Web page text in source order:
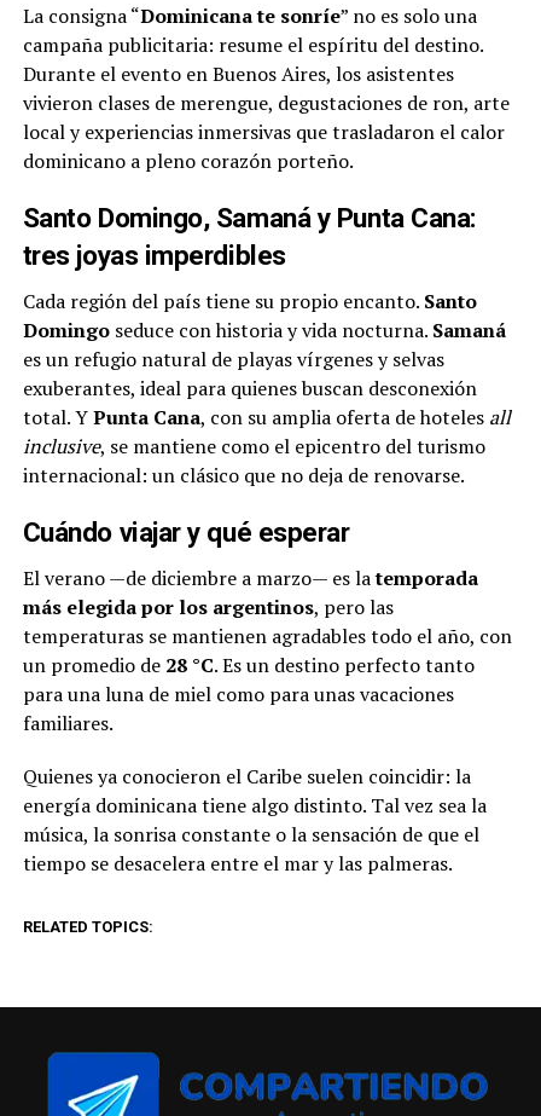
La consigna “Dominicana te sonríe” no es solo una
campaña publicitaria: resume el espíritu del destino.
Durante el evento en Buenos Aires, los asistentes
vivieron clases de merengue, degustaciones de ron, arte
local y experiencias inmersivas que trasladaron el calor
dominicano a pleno corazón porteño.
Santo Domingo, Samaná y Punta Cana:
tres joyas imperdibles
Cada región del país tiene su propio encanto. Santo
Domingoseduce con historia y vida nocturna. Samaná
es un refugio natural de playas vírgenes y selvas
exuberantes, ideal para quienes buscan desconexión
total. YPunta Cana, con su amplia oferta de hoteles all
inclusive, se mantiene como el epicentro del turismo
internacional: un clásico que no deja de renovarse.
Cuándo viajar y qué esperar
El verano —de diciembre a marzo— es latemporada
más elegida por los argentinos, pero las
temperaturas se mantienen agradables todo el año, con
un promedio de 28 °C. Es un destino perfecto tanto
para una luna de miel como para unas vacaciones
familiares.
Quienes ya conocieron el Caribe suelen coincidir: la
energía dominicana tiene algo distinto. Tal vez sea la
música, la sonrisa constante o la sensación de que el
tiempo se desacelera entre el mar y las palmeras.
RELATED TOPICS: